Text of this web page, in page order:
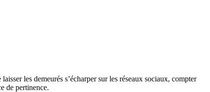
les demeurés s’écharper sur les réseaux sociaux, compter
de pertinence.